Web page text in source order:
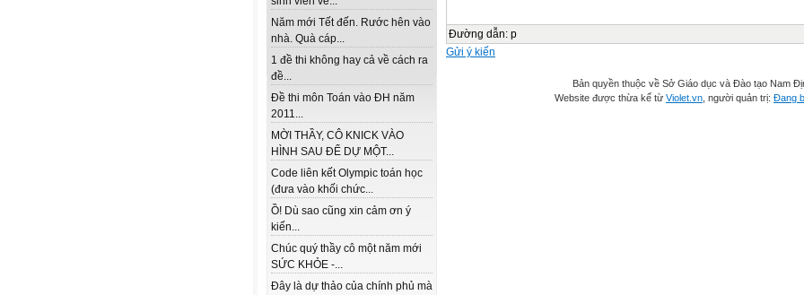
Năm mới Tết đến. Rước hên vào
nhà. Quà cáp...
1 đề thi không hay cả về cách ra
đề...
Đề thi môn Toán vào ĐH năm
2011...
MỜI THẦY, CÔ KNICK VÀO
HÌNH SAU ĐỂ DỰ MỘT...
Code liên kết Olympic toán học
(đưa vào khối chức...
Ồ! Dù sao cũng xin cảm ơn ý
kiến...
Chúc quý thầy cô một năm mới
SỨC KHỎE -...
Đây là dự thảo của chính phủ mà
Đường dẫn: p
Gửi ý kiến
Bản quyền thuộc về Sở Giáo dục và Đào tạo Nam
Website được thừa kế từ Violet.vn , người quản trị: Đang